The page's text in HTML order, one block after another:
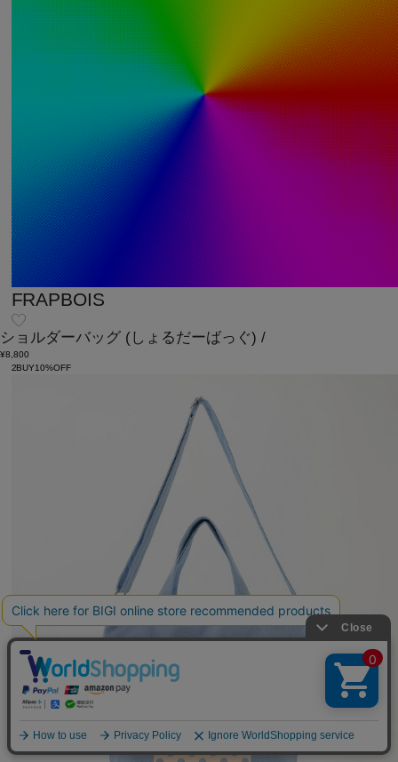
FRAPBOIS
ショルダーバッグ (しょるだーばっぐ) /
¥8,800
2BUY10%OFF